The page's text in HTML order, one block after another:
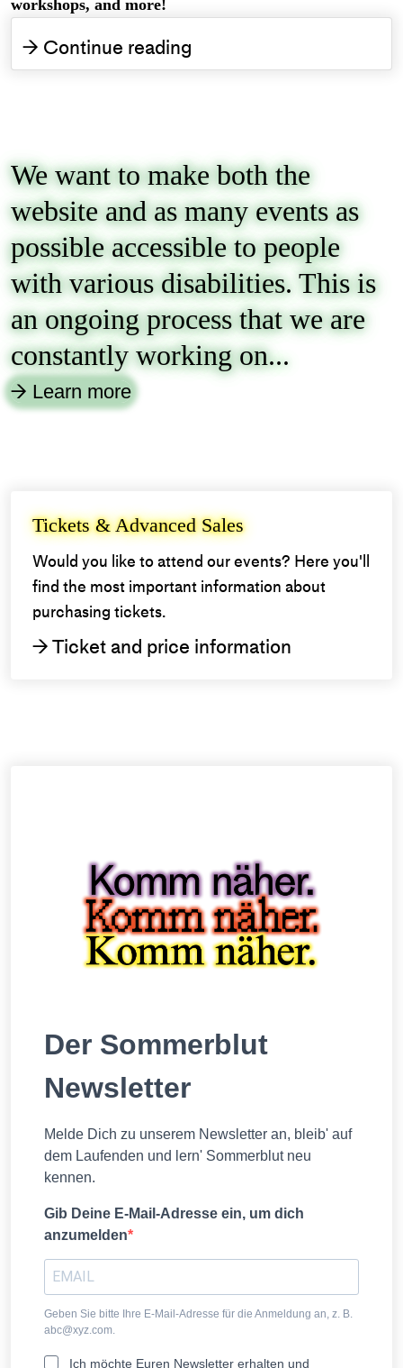
workshops, and more!
→ Continue reading
We want to make both the
website and as many events as
possible accessible to people
with various disabilities. This is
an ongoing process that we are
constantly working on...
→ Learn more
Tickets & Advanced Sales
Would you like to attend our events? Here you'll
find the most important information about
purchasing tickets.
→ Ticket and price information
Der Sommerblut
Newsletter
Melde Dich zu unserem Newsletter an, bleib' auf
dem Laufenden und lern' Sommerblut neu
kennen.
Gib Deine E-Mail-Adresse ein, um dich
anzumelden
Geben Sie bitte Ihre E-Mail-Adresse für die Anmeldung an, z. B.
abc@xyz.com
Ich möchte Euren Newsletter erhalten und